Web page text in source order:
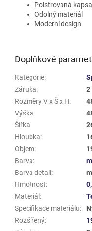
Polstrovaná
Odolný materiál
Moderní design
Doplňkové
Kategorie:
Záruka:
2
Rozměry V x Š x H:
Výška:
Šířka:
Hloubka:
Objem:
Barva:
Barva detail :
Hmotnost:
Materiál :
Specifikace materiálu:
Rozšířený: